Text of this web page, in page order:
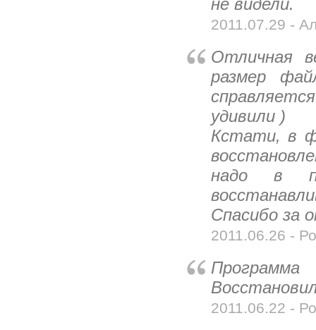
не видели.
2011.07.29 -
Отличная
размер
удивили )
Кстати, в
надо в
Спасибо за
2011.06.26 -
2011.06.22 -